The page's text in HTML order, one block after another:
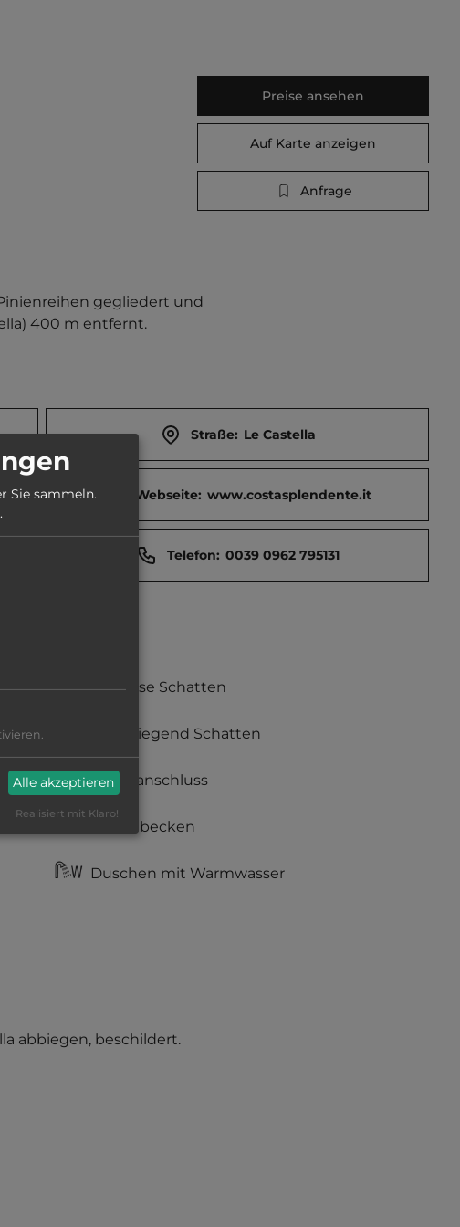
Preise ansehen
Auf Karte anzeigen
Anfrage
gegliedert und
400 m entfernt.
Straße: Le Castella
Webseite: www.costasplendente.it
Telefon: 0039 0962 795131
teilweise Schatten
überwiegend Schatten
Stromanschluss
Waschbecken
Duschen mit Warmwasser
abbiegen, beschildert.
Sie sammeln.
.
Alle akzeptieren
Realisiert mit Klaro!